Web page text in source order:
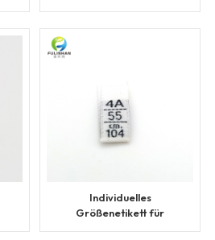
Individuelles
Größenetikett für